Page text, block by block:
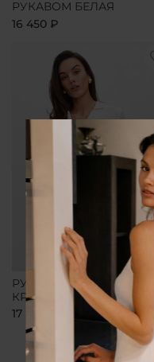
РУКАВОМ БЕЛАЯ
16 450 ₽
РУБАШКА СВОБОДНОГО
КРОЯ БЕЛАЯ
17 800 ₽